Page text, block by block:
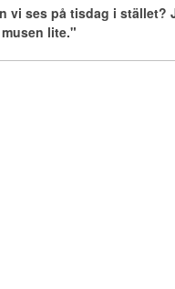
vi ses på tisdag i stället?
lite."